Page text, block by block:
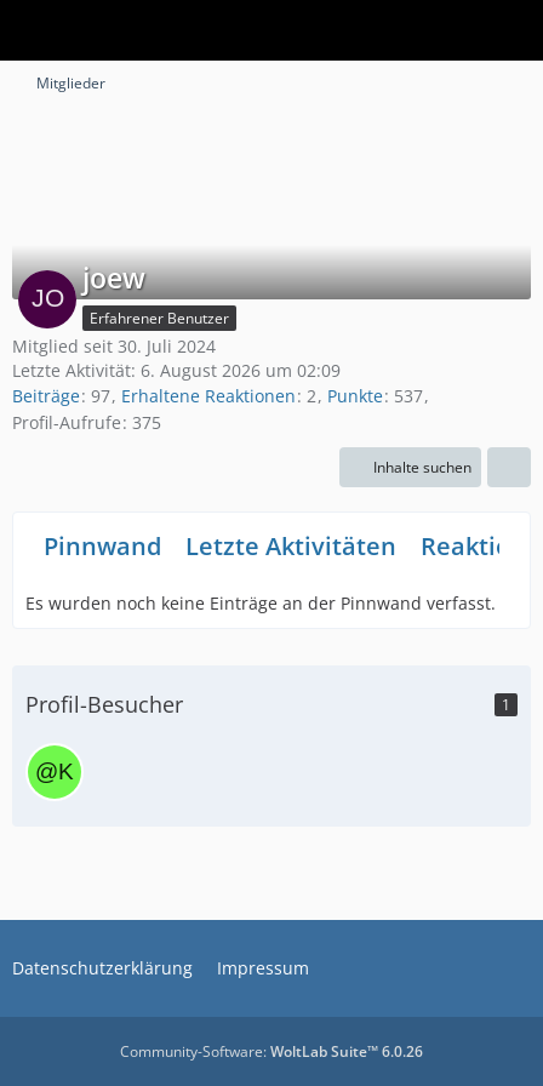
Mitglieder
joew
Erfahrener Benutzer
Mitglied seit 30. Juli 2024
Letzte Aktivität: 6. August 2026 um 02:09
Beiträge 97 Erhaltene Reaktionen 2 Punkte 537
Profil-Aufrufe 375
Inhalte suchen
Pinnwand Letzte Aktivitäten
Es wurden noch keine Einträge an der Pinnwand verfasst.
Profil-Besucher 1
Datenschutzerklärung Impressum
Community-Software:WoltLab Suite™ 6.0.26